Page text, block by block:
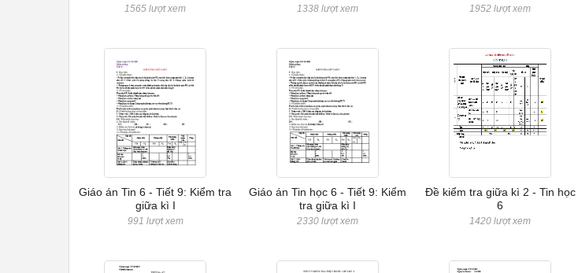
1565 lượt xem 1338 lượt xem 1952 lượt xem
Giáo án Tin 6 - Tiết 9: Kiểm tra
giữa kì I
991 lượt xem
Giáo án Tin học 6 - Tiết 9: Kiểm
tra giữa kì I
2330 lượt xem
Đề kiểm tra giữa kì 2 - Tin học
6
1420 lượt xem